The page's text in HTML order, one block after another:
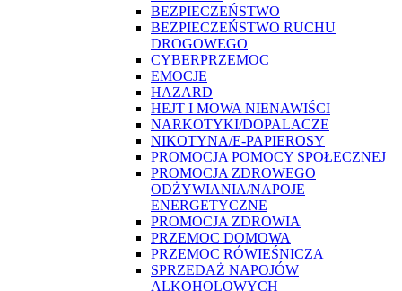
BEZPIECZEŃSTWO
BEZPIECZEŃSTWO RUCHU
DROGOWEGO
CYBERPRZEMOC
EMOCJE
HAZARD
HEJT I MOWA NIENAWIŚCI
NARKOTYKI/DOPALACZE
NIKOTYNA/E-PAPIEROSY
PROMOCJA POMOCY SPOŁECZNEJ
PROMOCJA ZDROWEGO
ODŻYWIANIA/NAPOJE
ENERGETYCZNE
PROMOCJA ZDROWIA
PRZEMOC DOMOWA
PRZEMOC RÓWIEŚNICZA
SPRZEDAŻ NAPOJÓW
ALKOHOLOWYCH